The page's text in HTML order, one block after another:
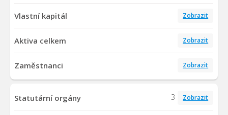
Vlastní kapitál Zobrazit
Aktiva celkem Zobrazit
Zaměstnanci Zobrazit
Statutární orgány 3 Zobrazit